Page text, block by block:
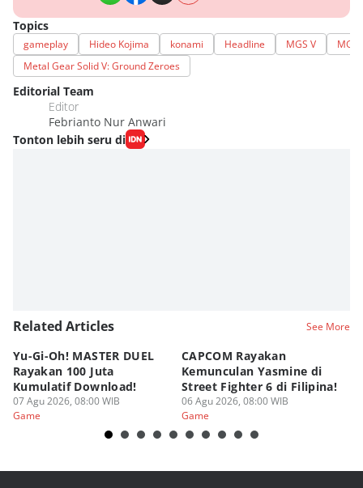
Topics
gameplay Hideo Kojima konami Headline MGS V
MGS
Metal Gear Solid V: Ground Zeroes
Editorial Team
Editor
Febrianto Nur Anwari
Tonton lebih seru di
Related Articles See More
Yu-Gi-Oh! MASTER DUEL
Rayakan 100 Juta
Kumulatif Download!
07 Agu 2026, 08:00 WIB
Game
CAPCOM Rayakan
Kemunculan Yasmine di
Street Fighter 6 di Filipina!
06 Agu 2026, 08:00 WIB
Game